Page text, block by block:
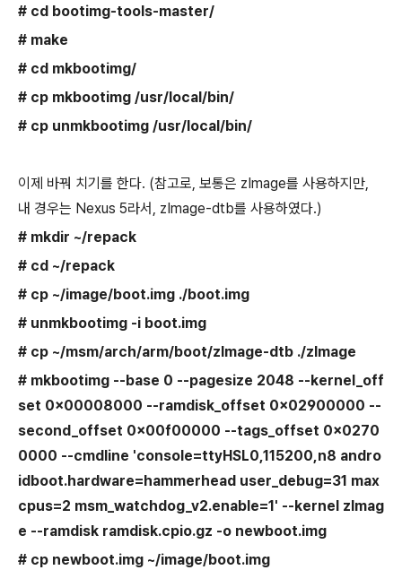
# cd bootimg-tools-master/
# make
# cd mkbootimg/
# cp mkbootimg /usr/local/bin/
# cp unmkbootimg /usr/local/bin/
이제 바꿔 치기를 한다. (참고로, 보통은 zImage를 사용하지만,
내 경우는 Nexus 5라서, zImage-dtb를 사용하였다.)
# mkdir ~/repack
# cd ~/repack
# cp ~/image/boot.img ./boot.img
# unmkbootimg -i boot.img
# cp ~/msm/arch/arm/boot/zImage-dtb ./zImage
# mkbootimg --base 0 --pagesize 2048 --kernel_off
set 0x00008000 --ramdisk_offset 0x02900000 --
second_offset 0x00f00000 --tags_offset 0x0270
0000 --cmdline 'console=ttyHSL0,115200,n8 andro
idboot.hardware=hammerhead user_debug=31 max
cpus=2 msm_watchdog_v2.enable=1' --kernel zImag
e --ramdisk ramdisk.cpio.gz -o newboot.img
# cp newboot.img ~/image/boot.img